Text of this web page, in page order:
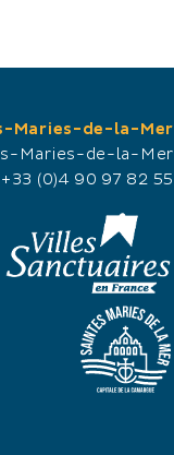
Maries-de-la-Mer
Maries-de-la-Mer
+33 (0)4 90 97 82 55